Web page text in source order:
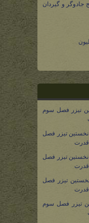
جادوگر و گیردان
تیزر فصل سوم
تیزر فصل
قدرت
تیزر فصل
قدرت
تیزر فصل
قدرت
تیزر فصل سوم